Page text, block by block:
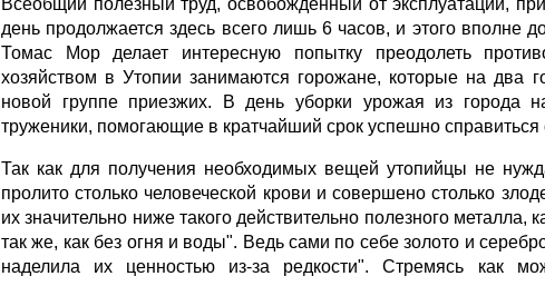
день продолжается здесь всего лишь 6 часов, и этого вполне
Томас Мор делает интересную попытку преодолеть
хозяйством в Утопии занимаются горожане, которые на два
новой группе приезжих. В день уборки урожая из города
труженики, помогающие в кратчайший срок успешно справиться
Так как для получения необходимых вещей утопийцы не
пролито столько человеческой крови и совершено столько
их значительно ниже такого действительно полезного
так же, как без огня и воды". Ведь сами по себе золото и
наделила их ценностью из-за редкости". Стремясь как